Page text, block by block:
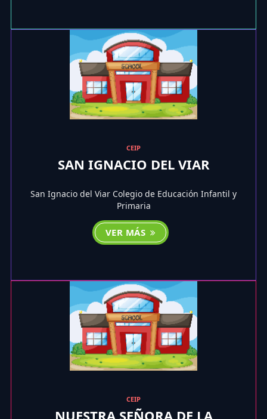
CEIP
SAN IGNACIO DEL VIAR
San Ignacio del Viar Colegio de Educación Infantil y
Primaria
VER MÁS
CEIP
NUESTRA SEÑORA DE LA